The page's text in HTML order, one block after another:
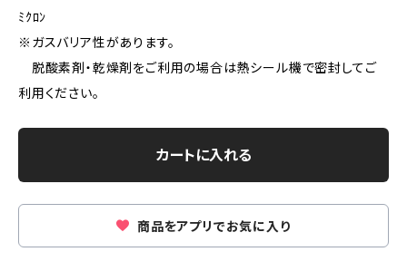
ﾐｸﾛﾝ
※ガスバリア性があります。
脱酸素剤・乾燥剤をご利用の場合は熱シール機で密封してご
利用ください。
カートに入れる
商品をアプリでお気に入り